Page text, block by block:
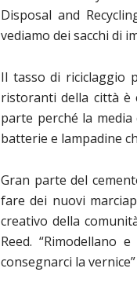
Disposal and
vediamo dei sacchi di
Il tasso di riciclaggio
ristoranti della città è
parte perché la
batterie e lampadine
Gran parte del
fare dei nuovi
creativo della
Reed. “Rimodellano
consegnarci la